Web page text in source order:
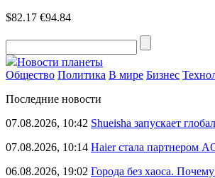
$82.17 €94.84
Новости планеты
Общество Политика В мире Бизнес
Последние новости
07.08.2026, 10:42 Shueisha запускает
07.08.2026, 10:14 Haier стала партнером
06.08.2026, 19:02 Города без хаоса.